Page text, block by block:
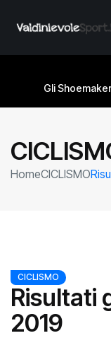
Gli
HomeCICLISMO
CICLISMO
Risultati
2019